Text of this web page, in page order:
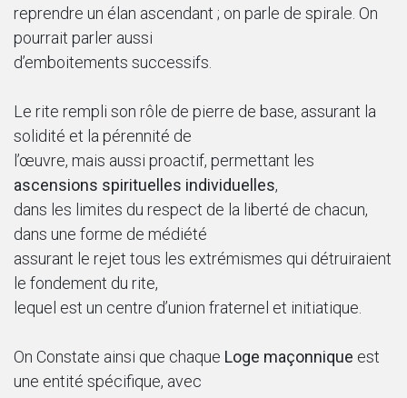
reprendre un élan ascendant ; on parle de spirale. On
pourrait parler aussi
d’emboitements successifs.
Le rite rempli son rôle de pierre de base, assurant la
solidité et la pérennité de
l’œuvre, mais aussi proactif, permettant les
ascensions spirituelles individuelles,
dans les limites du respect de la liberté de chacun,
dans une forme de médiété
assurant le rejet tous les extrémismes qui détruiraient
le fondement du rite,
lequel est un centre d’union fraternel et initiatique.
On Constate ainsi que chaque Loge maçonnique est
une entité spécifique, avec